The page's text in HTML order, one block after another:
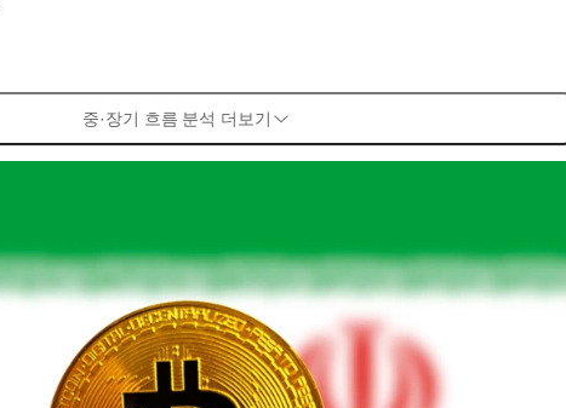
중·장기 흐름 분석 더보기